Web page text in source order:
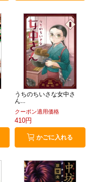
うちのちいさな女中さ
ん...
クーポン適用価格
410円
かごに入れる